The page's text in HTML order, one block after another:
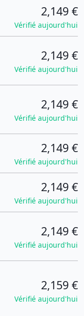
2,149 €
Vérifié aujourd'hui
2,149 €
Vérifié aujourd'hui
2,149 €
Vérifié aujourd'hui
2,149 €
Vérifié aujourd'hui
2,149 €
Vérifié aujourd'hui
2,149 €
Vérifié aujourd'hui
2,159 €
Vérifié aujourd'hui